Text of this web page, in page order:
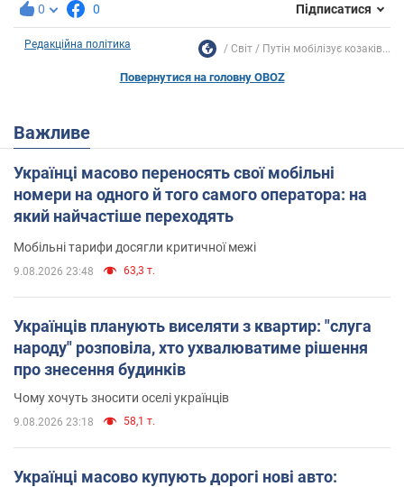
0 0 Підписатися
Редакційна політика Світ Путін мобілізує козаків...
Повернутися на головну OBOZ
Важливе
Українці масово переносять свої мобільні
номери на одного й того самого оператора: на
який найчастіше переходять
Мобільні тарифи досягли критичної межі
9.08.2026 23:48 63,3 т.
Українців планують виселяти з квартир: "слуга
народу" розповіла, хто ухвалюватиме рішення
про знесення будинків
Чому хочуть зносити оселі українців
9.08.2026 23:18 58,1 т.
Українці масово купують дорогі нові авто: